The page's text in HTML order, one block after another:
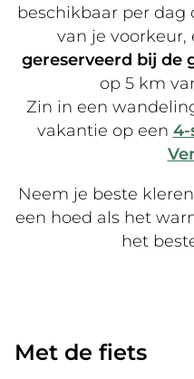
beschikbaar per dag
van je voorkeur,
gereserveerd bij de
op 5 km
Zin in een
vakantie op een 4-
Neem je beste
een hoed als het
het
Met de fiets